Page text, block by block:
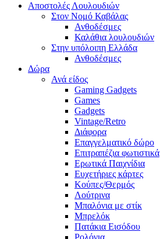
Αποστολές Λουλουδιών
Στον Νομό Καβάλας
Ανθοδέσμες
Καλάθια λουλουδιών
Στην υπόλοιπη Ελλάδα
Ανθοδέσμες
Δώρα
Ανά είδος
Gaming Gadgets
Games
Gadgets
Vintage/Retro
Διάφορα
Επαγγελματικό δώρο
Επιτραπέζια φωτιστικά
Ερωτικά Παιχνίδια
Ευχετήριες κάρτες
Κούπες/Θερμός
Λούτρινα
Μπαλόνια με στίκ
Μπρελόκ
Πατάκια Εισόδου
Ρολόγια